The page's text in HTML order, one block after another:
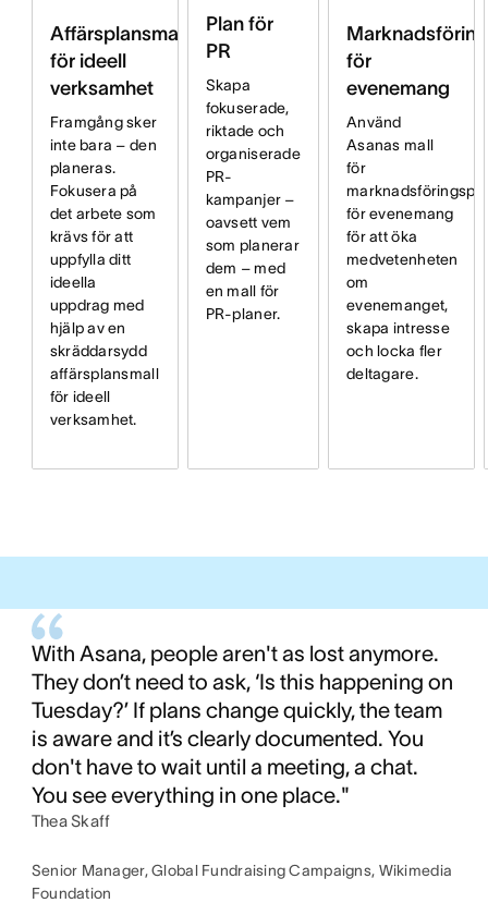
Affärsplansmall
för ideell
verksamhet
Framgång sker
inte bara – den
planeras.
Fokusera på
det arbete som
krävs för att
uppfylla ditt
ideella
uppdrag med
hjälp av en
skräddarsydd
affärsplansmall
för ideell
verksamhet.
Plan för
PR
Skapa
fokuserade,
riktade och
organiserade
PR-
kampanjer –
oavsett vem
som planerar
dem – med
en mall för
PR-planer.
för
evenemang
Använd
Asanas mall
för
för evenemang
för att öka
medvetenheten
om
evenemanget,
skapa intresse
och locka fler
deltagare.
With Asana, people aren't as lost anymore.
They don’t need to ask, ‘Is this happening on
Tuesday?’ If plans change quickly, the team
is aware and it’s clearly documented. You
don't have to wait until a meeting, a chat.
You see everything in one place."
Thea Skaff
Senior Manager, Global Fundraising Campaigns, Wikimedia
Foundation